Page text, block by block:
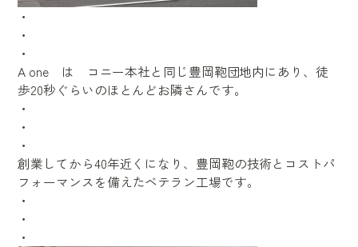
・
・
・
A one は コニー本社と同じ豊岡鞄団地内にあり、徒
歩20秒ぐらいのほとんどお隣さんです。
・
・
・
創業してから40年近くになり、豊岡鞄の技術とコストパ
フォーマンスを備えたベテラン工場です。
・
・
・